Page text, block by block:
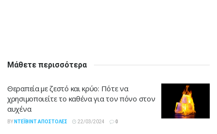
Μάθετε περισσότερα
Θεραπεία με ζεστό και κρύο: Πότε να
χρησιμοποιείτε το καθένα για τον πόνο στον
αυχένα
BY ΝΤΈΙΒΙΝΤ ΑΠΟΣΤΌΛΕΣ 22/03/2024 0